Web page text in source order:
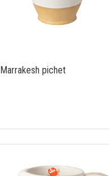
Marrakesh pichet